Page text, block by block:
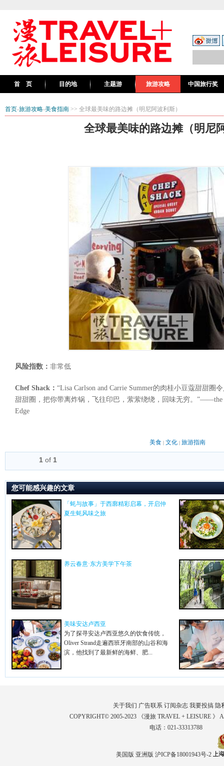
首 页 目的地 主题游 旅游攻略 中国旅行奖
首页-旅游攻略-美食指南 >> 全球最美味的路边摊（明尼阿波利斯）
全球最美味的路边摊（明尼
风险指数： 非常低
Chef Shack： “Lisa Carlson and Carrie Summer的肉桂小豆蔻甜甜圈
甜甜圈，把你带离炸锅，飞往印巴，萦萦绕绕，回味无穷。”——the
Edge
美食| 文化| 旅游指南
1 of 1
您可能感兴趣的文章
「蚝与故事」于西廓精彩启幕，开启仲
夏生蚝风味之旅
养云春意·东方美学下午茶
美味安达卢西亚
为了探寻安达卢西亚悠久的饮食传统，
Oliver Strand走遍西班牙南部的山谷和海
滨，他找到了最新鲜的海鲜、肥...
关于我们 广告联系 订阅杂志 我要投搞 隐
COPYRIGHT© 2005-2023 《漫旅 TRAVEL + LEISURE 》
电话：021-33313788
美国版 亚洲版 沪ICP备18001943号-2